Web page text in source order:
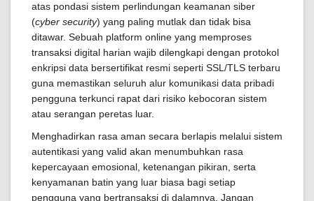
atas pondasi sistem perlindungan keamanan siber
(cyber security) yang paling mutlak dan tidak bisa
ditawar. Sebuah platform online yang memproses
transaksi digital harian wajib dilengkapi dengan protokol
enkripsi data bersertifikat resmi seperti SSL/TLS terbaru
guna memastikan seluruh alur komunikasi data pribadi
pengguna terkunci rapat dari risiko kebocoran sistem
atau serangan peretas luar.
Menghadirkan rasa aman secara berlapis melalui sistem
autentikasi yang valid akan menumbuhkan rasa
kepercayaan emosional, ketenangan pikiran, serta
kenyamanan batin yang luar biasa bagi setiap
pengguna yang bertransaksi di dalamnya. Jangan